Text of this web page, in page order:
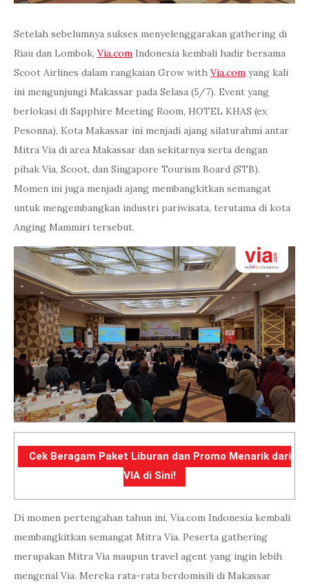
Setelah sebelumnya sukses menyelenggarakan gathering di
Riau dan Lombok, Via.com Indonesia kembali hadir bersama
Scoot Airlines dalam rangkaian Grow with Via.com yang kali
ini mengunjungi Makassar pada Selasa (5/7). Event yang
berlokasi di Sapphire Meeting Room, HOTEL KHAS (ex
Pesonna), Kota Makassar ini menjadi ajang silaturahmi antar
Mitra Via di area Makassar dan sekitarnya serta dengan
pihak Via, Scoot, dan Singapore Tourism Board (STB).
Momen ini juga menjadi ajang membangkitkan semangat
untuk mengembangkan industri pariwisata, terutama di kota
Anging Mammiri tersebut.
Cek Beragam Paket Liburan dan Promo Menarik dari
VIA di Sini!
Di momen pertengahan tahun ini, Via.com Indonesia kembali
membangkitkan semangat Mitra Via. Peserta gathering
merupakan Mitra Via maupun travel agent yang ingin lebih
mengenal Via. Mereka rata-rata berdomisili di Makassar